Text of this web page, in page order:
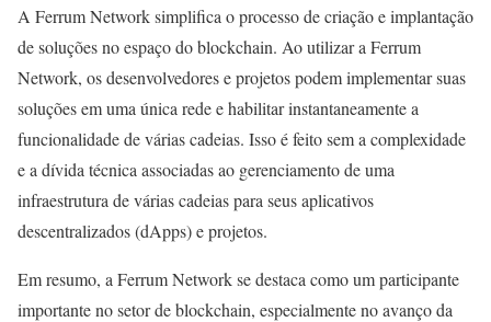
A Ferrum Network simplifica o processo de criação e implantação
de soluções no espaço do blockchain. Ao utilizar a Ferrum
Network, os desenvolvedores e projetos podem implementar suas
soluções em uma única rede e habilitar instantaneamente a
funcionalidade de várias cadeias. Isso é feito sem a complexidade
e a dívida técnica associadas ao gerenciamento de uma
infraestrutura de várias cadeias para seus aplicativos
descentralizados (dApps) e projetos.
Em resumo, a Ferrum Network se destaca como um participante
importante no setor de blockchain, especialmente no avanço da